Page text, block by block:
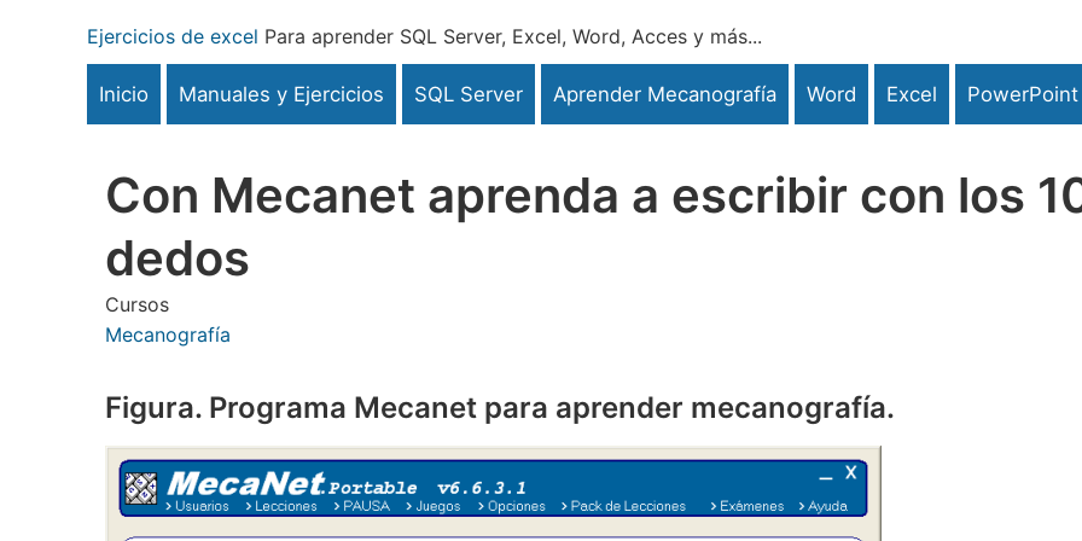
contenido
Ejercicios de excel Para aprender SQL Server, Excel, Word, Acces y más...
Inicio Manuales y Ejercicios SQL Server Aprender Mecanografía Word Excel PowerPoint
Con Mecanet aprenda a escribir con los
dedos
Cursos
Mecanografía
Figura. Programa Mecanet para aprender mecanografía.